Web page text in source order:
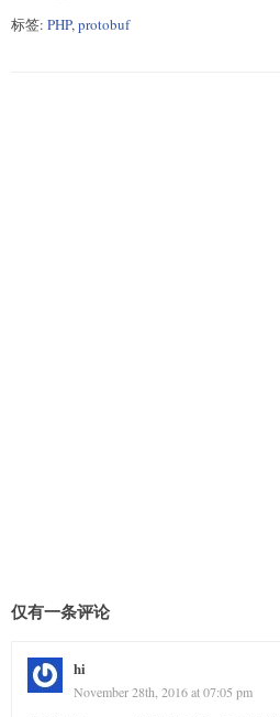
标签: PHP,protobuf
仅有一条评论
hi
November 28th, 2016 at 07:05 pm